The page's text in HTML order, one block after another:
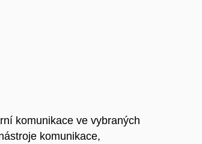
komunikace ve vybraných
komunikace,